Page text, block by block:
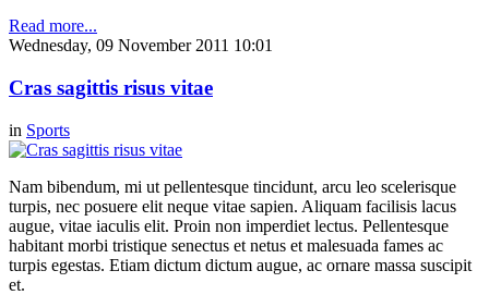
Read more...
Wednesday, 09 November 2011 10:01
Cras sagittis risus vitae
in Sports
Nam bibendum, mi ut pellentesque tincidunt, arcu leo scelerisque
turpis, nec posuere elit neque vitae sapien. Aliquam facilisis lacus
augue, vitae iaculis elit. Proin non imperdiet lectus. Pellentesque
habitant morbi tristique senectus et netus et malesuada fames ac
turpis egestas. Etiam dictum dictum augue, ac ornare massa suscipit
et.